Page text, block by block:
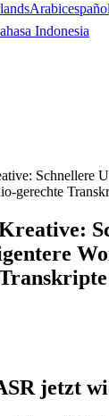
Arabicespañol
Indonesia
Schnellere
gerechte
jetzt